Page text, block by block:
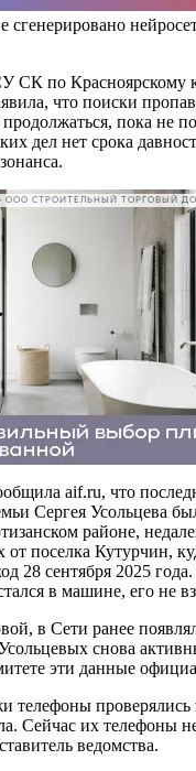
сгенерировано
СК по Красноярскому
что поиски
пока не
дел нет срока
aif.ru, что
Сергея Усольцева
районе,
от поселка Кутурчин,
28 сентября 2025
в машине, его не
в Сети ранее
снова
эти данные
телефоны проверялись
Сейчас их телефоны
ведомства.